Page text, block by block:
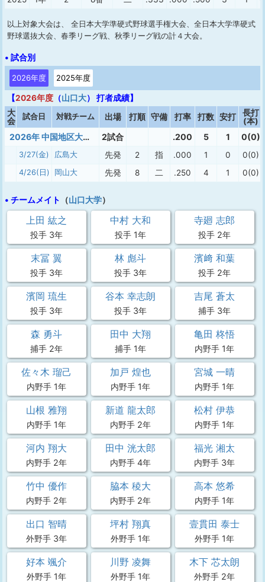
以上対象大会は、 全日本大学準硬式野球選手権大会、全日本大学準硬式
野球選抜大会、春季リーグ戦、秋季リーグ戦の計４大会。
• 試合別
2026年度 2025年度
【2026年度 （山口大） 打者成績】
大
会
試合日 対戦チーム 出場 打順 守備 打率 打数 安打
長打
(本)
2026年 中国地区大学準硬式春季（１部） 2試合 .200 5 1 0(0)
3/27(金) 広島大 先発 2 指 .000 1 0 0(0)
4/26(日) 岡山大 先発 8 二 .250 4 1 0(0)
• チームメイト （山口大学）
上田 紘之
投手 3年
中村 大和
投手 1年
寺廻 志郎
投手 2年
末冨 翼
投手 3年
林 彪斗
投手 3年
濱﨑 和葉
投手 2年
濱岡 琉生
投手 3年
谷本 幸志朗
投手 3年
吉尾 蒼太
捕手 3年
森 勇斗
捕手 2年
田中 大翔
捕手 1年
亀田 柊悟
内野手 1年
佐々木 瑠己
内野手 1年
加戸 煌也
内野手 1年
宮城 一晴
内野手 1年
山根 雅翔
内野手 1年
新道 龍太郎
内野手 2年
松村 伊恭
内野手 1年
河内 翔大
内野手 2年
田中 洸太郎
内野手 4年
福光 湘太
内野手 3年
竹中 優作
内野手 2年
脇本 稜大
内野手 2年
高本 悠希
内野手 1年
出口 智晴
外野手 3年
坪村 翔真
外野手 1年
壹貫田 泰士
外野手 1年
好本 颯介
外野手 1年
川野 凌舞
外野手 1年
木下 芯太朗
外野手 2年